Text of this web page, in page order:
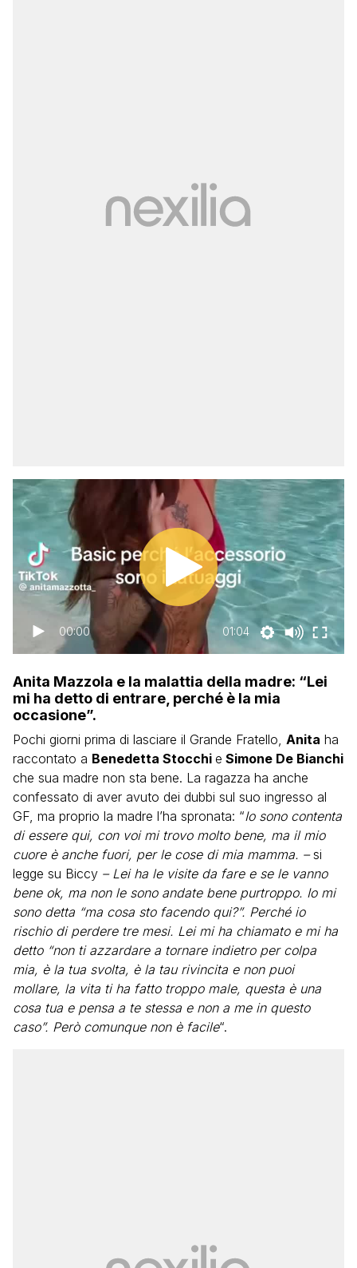
00:00 01:04
Anita Mazzola e la malattia della madre: “Lei
mi ha detto di entrare, perché è la mia
occasione”.
Pochi giorni prima di lasciare il Grande Fratello, Anita ha
raccontato a Benedetta Stocchi e Simone De Bianchi
che sua madre non sta bene. La ragazza ha anche
confessato di aver avuto dei dubbi sul suo ingresso al
GF, ma proprio la madre l’ha spronata: “Io sono contenta
di essere qui, con voi mi trovo molto bene, ma il mio
cuore è anche fuori, per le cose di mia mamma. –si
legge su Biccy – Lei ha le visite da fare e se le vanno
bene ok, ma non le sono andate bene purtroppo. Io mi
sono detta “ma cosa sto facendo qui?”. Perché io
rischio di perdere tre mesi. Lei mi ha chiamato e mi ha
detto “non ti azzardare a tornare indietro per colpa
mia, è la tua svolta, è la tau rivincita e non puoi
mollare, la vita ti ha fatto troppo male, questa è una
cosa tua e pensa a te stessa e non a me in questo
caso”. Però comunque non è facile“.